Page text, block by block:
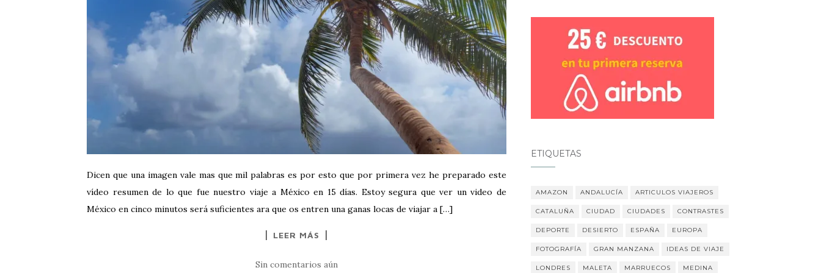
Dicen que una imagen vale mas que mil palabras es por esto que por primera vez he preparado este
vídeo resumen de lo que fue nuestro viaje a México en 15 días. Estoy segura que ver un video de
México en cinco minutos será suficientes ara que os entren una ganas locas de viajar a […]
LEER MÁS
Sin comentarios aún
ETIQUETAS
AMAZON ANDALUCÍA ARTICULOS VIAJEROS
CATALUÑA CIUDAD CIUDADES CONTRASTES
DEPORTE DESIERTO ESPAÑA EUROPA
FOTOGRAFÍA GRAN MANZANA IDEAS DE VIAJE
LONDRES MALETA MARRUECOS MEDINA